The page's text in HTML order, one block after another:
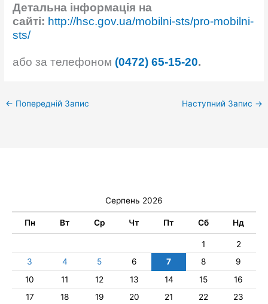
Детальна інформація на
сайті: http://hsc.gov.ua/mobilni-sts/pro-mobilni-
sts/
або за телефоном (0472) 65-15-20.
← Попередній Запис Наступний Запис →
Серпень 2026
Пн Вт Ср Чт Пт Сб Нд
1
2
3
4 5 6 7 8
9
10
11 12 13 14 15
16
17
18 19 20 21 22
23